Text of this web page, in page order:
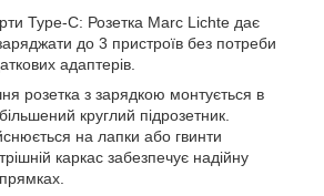
Type-C: Розетка Marc Lichte дає
до 3 пристроїв без потреби
адаптерів.
розетка з зарядкою монтується в
круглий підрозетник.
на лапки або гвинти
каркас забезпечує надійну